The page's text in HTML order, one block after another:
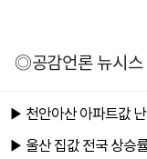
◎공감언론 뉴시스